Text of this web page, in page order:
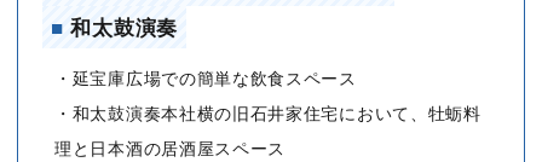
■ 和太鼓演奏
・延宝庫広場での簡単な飲食スペース
・和太鼓演奏本社横の旧石井家住宅において、牡蛎料
理と日本酒の居酒屋スペース